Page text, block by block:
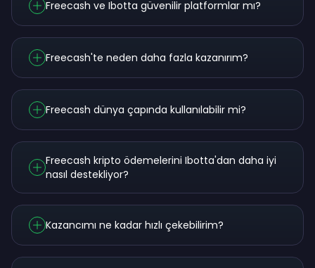
Freecash ve Ibotta güvenilir platformlar mı?
Freecash'te neden daha fazla kazanırım?
Freecash dünya çapında kullanılabilir mi?
Freecash kripto ödemelerini Ibotta'dan daha iyi
nasıl destekliyor?
Kazancımı ne kadar hızlı çekebilirim?